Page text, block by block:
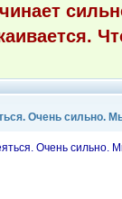
Очень сильно.
Очень